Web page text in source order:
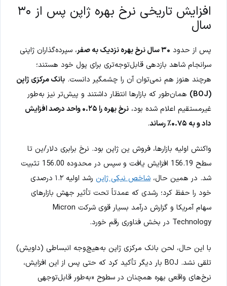
افزایش تاریخی نرخ بهره ژاپن پس از ۳۰
سال
پس از حدود ۳۰ سال نرخ بهره نزدیک به صفر
، سپرده‌گذاران ژاپنی
سرانجام شاهد بازدهی قابل‌توجه‌تری برای پول خود هستند؛
هرچند هنوز هم نمی‌توان آن را چشمگیر دانست. بانک مرکزی ژاپن
(BOJ)
همان‌طور که بازارها انتظار داشتند و پیش‌تر نیز به‌طور
غیرمستقیم اعلام شده بود،
نرخ بهره را ۰.۲۵ واحد درصد افزایش
داد و به ۰.۷۵٪ رساند
.
واکنش اولیه بازارها، فروش ین ژاپن بود. نرخ برابری دلار/ین تا
سطح 156.19 افزایش یافت و سپس در محدوده 156.00 تثبیت
شد. در همین حال، شاخص نیکی ژاپن
رشد اولیه ۱.۲ درصدی
خود را حفظ کرد؛ رشدی که عمدتاً تحت تأثیر جهش بازارهای
سهام آمریکا و گزارش درآمد بسیار قوی شرکت Micron
Technology در بخش فناوری رقم خورد.
با این حال، لحن بانک مرکزی ژاپن به‌هیچ‌وجه انبساطی (داویش)
تلقی نشد. BOJ بار دیگر تأکید کرد که حتی پس از این افزایش،
نرخ‌های واقعی بهره همچنان در سطوح «به‌طور قابل‌توجهی